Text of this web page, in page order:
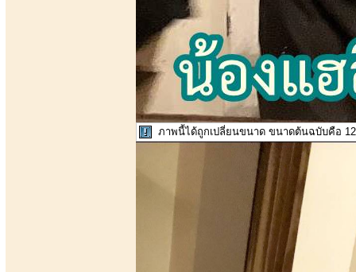
ภาพนี้ได้ถูกเปลี่ยนขนาด ขนาดต้นฉบับคือ